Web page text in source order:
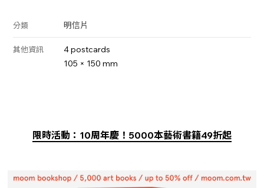
分類 明信片
其他資訊
4 postcards
105 × 150 mm
限時活動：10周年慶！5000本藝術書籍49折起